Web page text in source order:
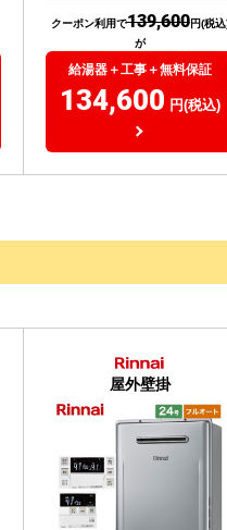
クーポン利用で139,600円(税込
が
給湯器＋工事＋無料保証
134,600 円(税込)
屋外壁掛